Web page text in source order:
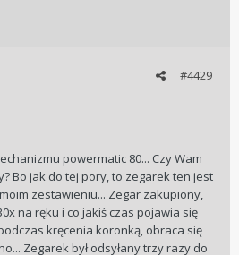
#4429
powermatic 80... Czy Wam
Bo jak do tej pory, to zegarek ten jest
zestawieniu... Zegar zakupiony,
na ręku i co jakiś czas pojawia się
kręcenia koronką, obraca się
Zegarek był odsyłany trzy razy do